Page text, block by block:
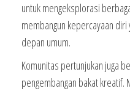
untuk mengeksplorasi
membangun kepercayaan
depan umum.
Komunitas pertunjukan juga
pengembangan bakat